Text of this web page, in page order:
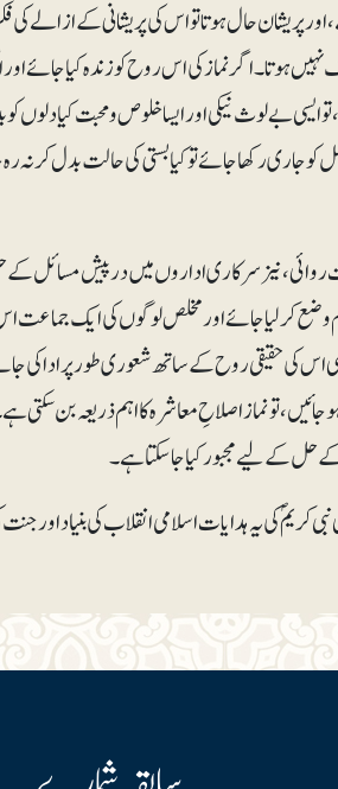
اور پریشان حال ہوتا تو اس کی پریشانی کے ازالے
ہوتا۔ اگر نماز کی اس روح کو زندہ کیا جائے اور
ایسی بے لوث نیکی اور ایسا خلوص و محبت کیا دلوں
رکھا جائے تو کیا بستی کی حالت بدل کر نہ
روائی، نیز سرکاری اداروں میں درپیش مسائل
کرلیا جائے اور مخلص لوگوں کی ایک جماعت
کی حقیقی روح کے ساتھ شعوری طور پر ادا کی
تو نماز اصلاحِ معاشرہ کا اہم ذریعہ بن سکتی
حل کے لیے مجبور کیا جاسکتا ہے۔
کریمؐ کی یہ ہدایات اسلامی انقلاب کی بنیاد اور